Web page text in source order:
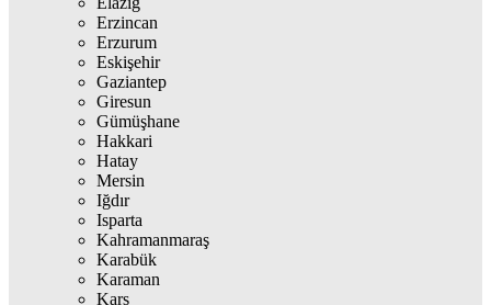
Erzincan
Erzurum
Eskişehir
Gaziantep
Giresun
Gümüşhane
Hakkari
Hatay
Mersin
Iğdır
Isparta
Kahramanmaraş
Karabük
Karaman
Kars